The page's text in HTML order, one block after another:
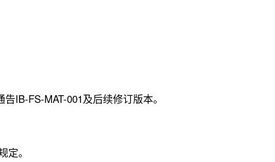
IB-FS-MAT-001及后续修订版本。
。